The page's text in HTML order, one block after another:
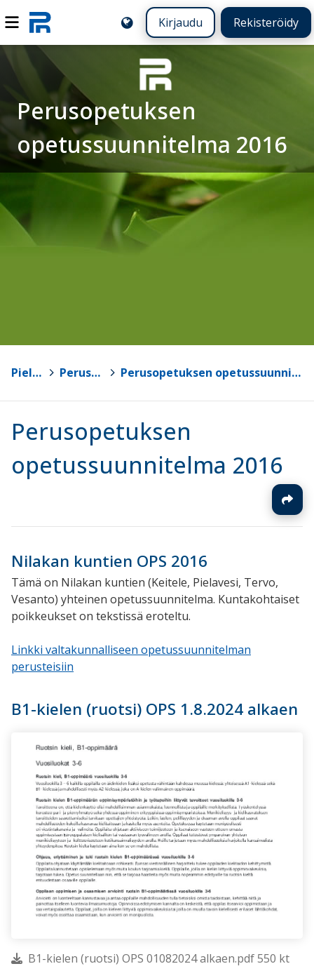
Kirjaudu Rekisteröidy
Perusopetuksen
opetussuunnitelma 2016
Pielavesi Perusopetus Perusopetuksen opetussuunnitelma 2016
Perusopetuksen
opetussuunnitelma 2016
Nilakan kuntien OPS 2016
Tämä on Nilakan kuntien (Keitele, Pielavesi, Tervo,
Vesanto) yhteinen opetussuunnitelma. Kuntakohtaiset
poikkeukset on tekstissä eroteltu.
Linkki valtakunnalliseen opetussuunnitelman
perusteisiin
B1-kielen (ruotsi) OPS 1.8.2024 alkaen
B1-kielen (ruotsi) OPS 01082024 alkaen.pdf 550 kt